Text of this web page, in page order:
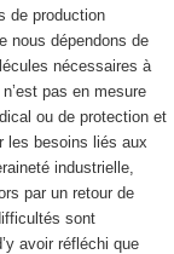
de production
nous dépendons de
nécessaires à
pas en mesure
ou de protection et
les besoins liés aux
industrielle,
par un retour de
sont
avoir réfléchi que